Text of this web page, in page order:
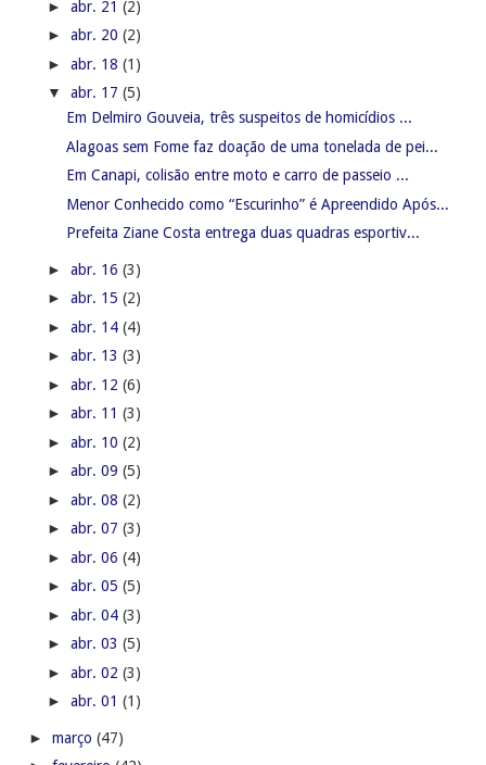
► abr. 21 (2)
► abr. 20 (2)
► abr. 18 (1)
▼ abr. 17 (5)
Em Delmiro Gouveia, três suspeitos de homicídios ...
Alagoas sem Fome faz doação de uma tonelada de pei...
Em Canapi, colisão entre moto e carro de passeio ...
Menor Conhecido como “Escurinho” é Apreendido Após...
Prefeita Ziane Costa entrega duas quadras esportiv...
► abr. 16 (3)
► abr. 15 (2)
► abr. 14 (4)
► abr. 13 (3)
► abr. 12 (6)
► abr. 11 (3)
► abr. 10 (2)
► abr. 09 (5)
► abr. 08 (2)
► abr. 07 (3)
► abr. 06 (4)
► abr. 05 (5)
► abr. 04 (3)
► abr. 03 (5)
► abr. 02 (3)
► abr. 01 (1)
► março (47)